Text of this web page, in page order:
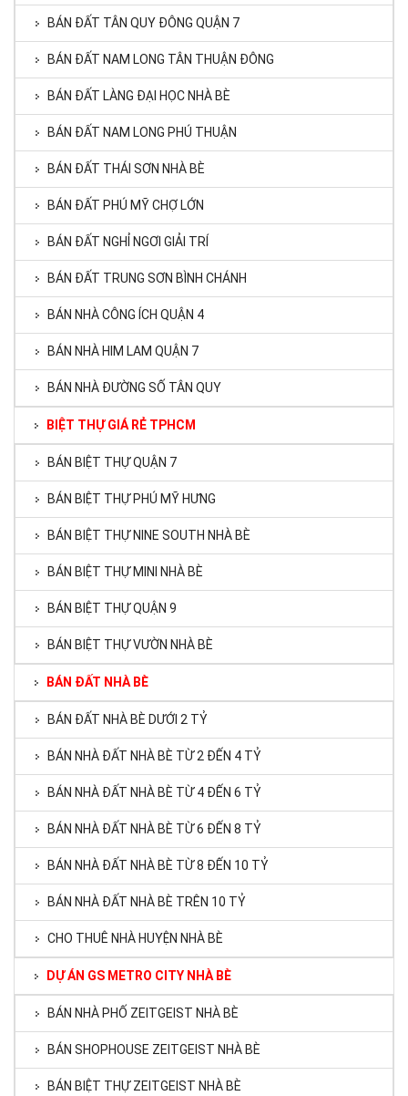
BÁN ĐẤT TÂN QUY ĐÔNG QUẬN 7
BÁN ĐẤT NAM LONG TÂN THUẬN ĐÔNG
BÁN ĐẤT LÀNG ĐẠI HỌC NHÀ BÈ
BÁN ĐẤT NAM LONG PHÚ THUẬN
BÁN ĐẤT THÁI SƠN NHÀ BÈ
BÁN ĐẤT PHÚ MỸ CHỢ LỚN
BÁN ĐẤT NGHỈ NGƠI GIẢI TRÍ
BÁN ĐẤT TRUNG SƠN BÌNH CHÁNH
BÁN NHÀ CÔNG ÍCH QUẬN 4
BÁN NHÀ HIM LAM QUẬN 7
BÁN NHÀ ĐƯỜNG SỐ TÂN QUY
BIỆT THỰ GIÁ RẺ TPHCM
BÁN BIỆT THỰ QUẬN 7
BÁN BIỆT THỰ PHÚ MỸ HƯNG
BÁN BIỆT THỰ NINE SOUTH NHÀ BÈ
BÁN BIỆT THỰ MINI NHÀ BÈ
BÁN BIỆT THỰ QUẬN 9
BÁN BIỆT THỰ VƯỜN NHÀ BÈ
BÁN ĐẤT NHÀ BÈ
BÁN ĐẤT NHÀ BÈ DƯỚI 2 TỶ
BÁN NHÀ ĐẤT NHÀ BÈ TỪ 2 ĐẾN 4 TỶ
BÁN NHÀ ĐẤT NHÀ BÈ TỪ 4 ĐẾN 6 TỶ
BÁN NHÀ ĐẤT NHÀ BÈ TỪ 6 ĐẾN 8 TỶ
BÁN NHÀ ĐẤT NHÀ BÈ TỪ 8 ĐẾN 10 TỶ
BÁN NHÀ ĐẤT NHÀ BÈ TRÊN 10 TỶ
CHO THUÊ NHÀ HUYỆN NHÀ BÈ
DỰ ÁN GS METRO CITY NHÀ BÈ
BÁN NHÀ PHỐ ZEITGEIST NHÀ BÈ
BÁN SHOPHOUSE ZEITGEIST NHÀ BÈ
BÁN BIỆT THỰ ZEITGEIST NHÀ BÈ